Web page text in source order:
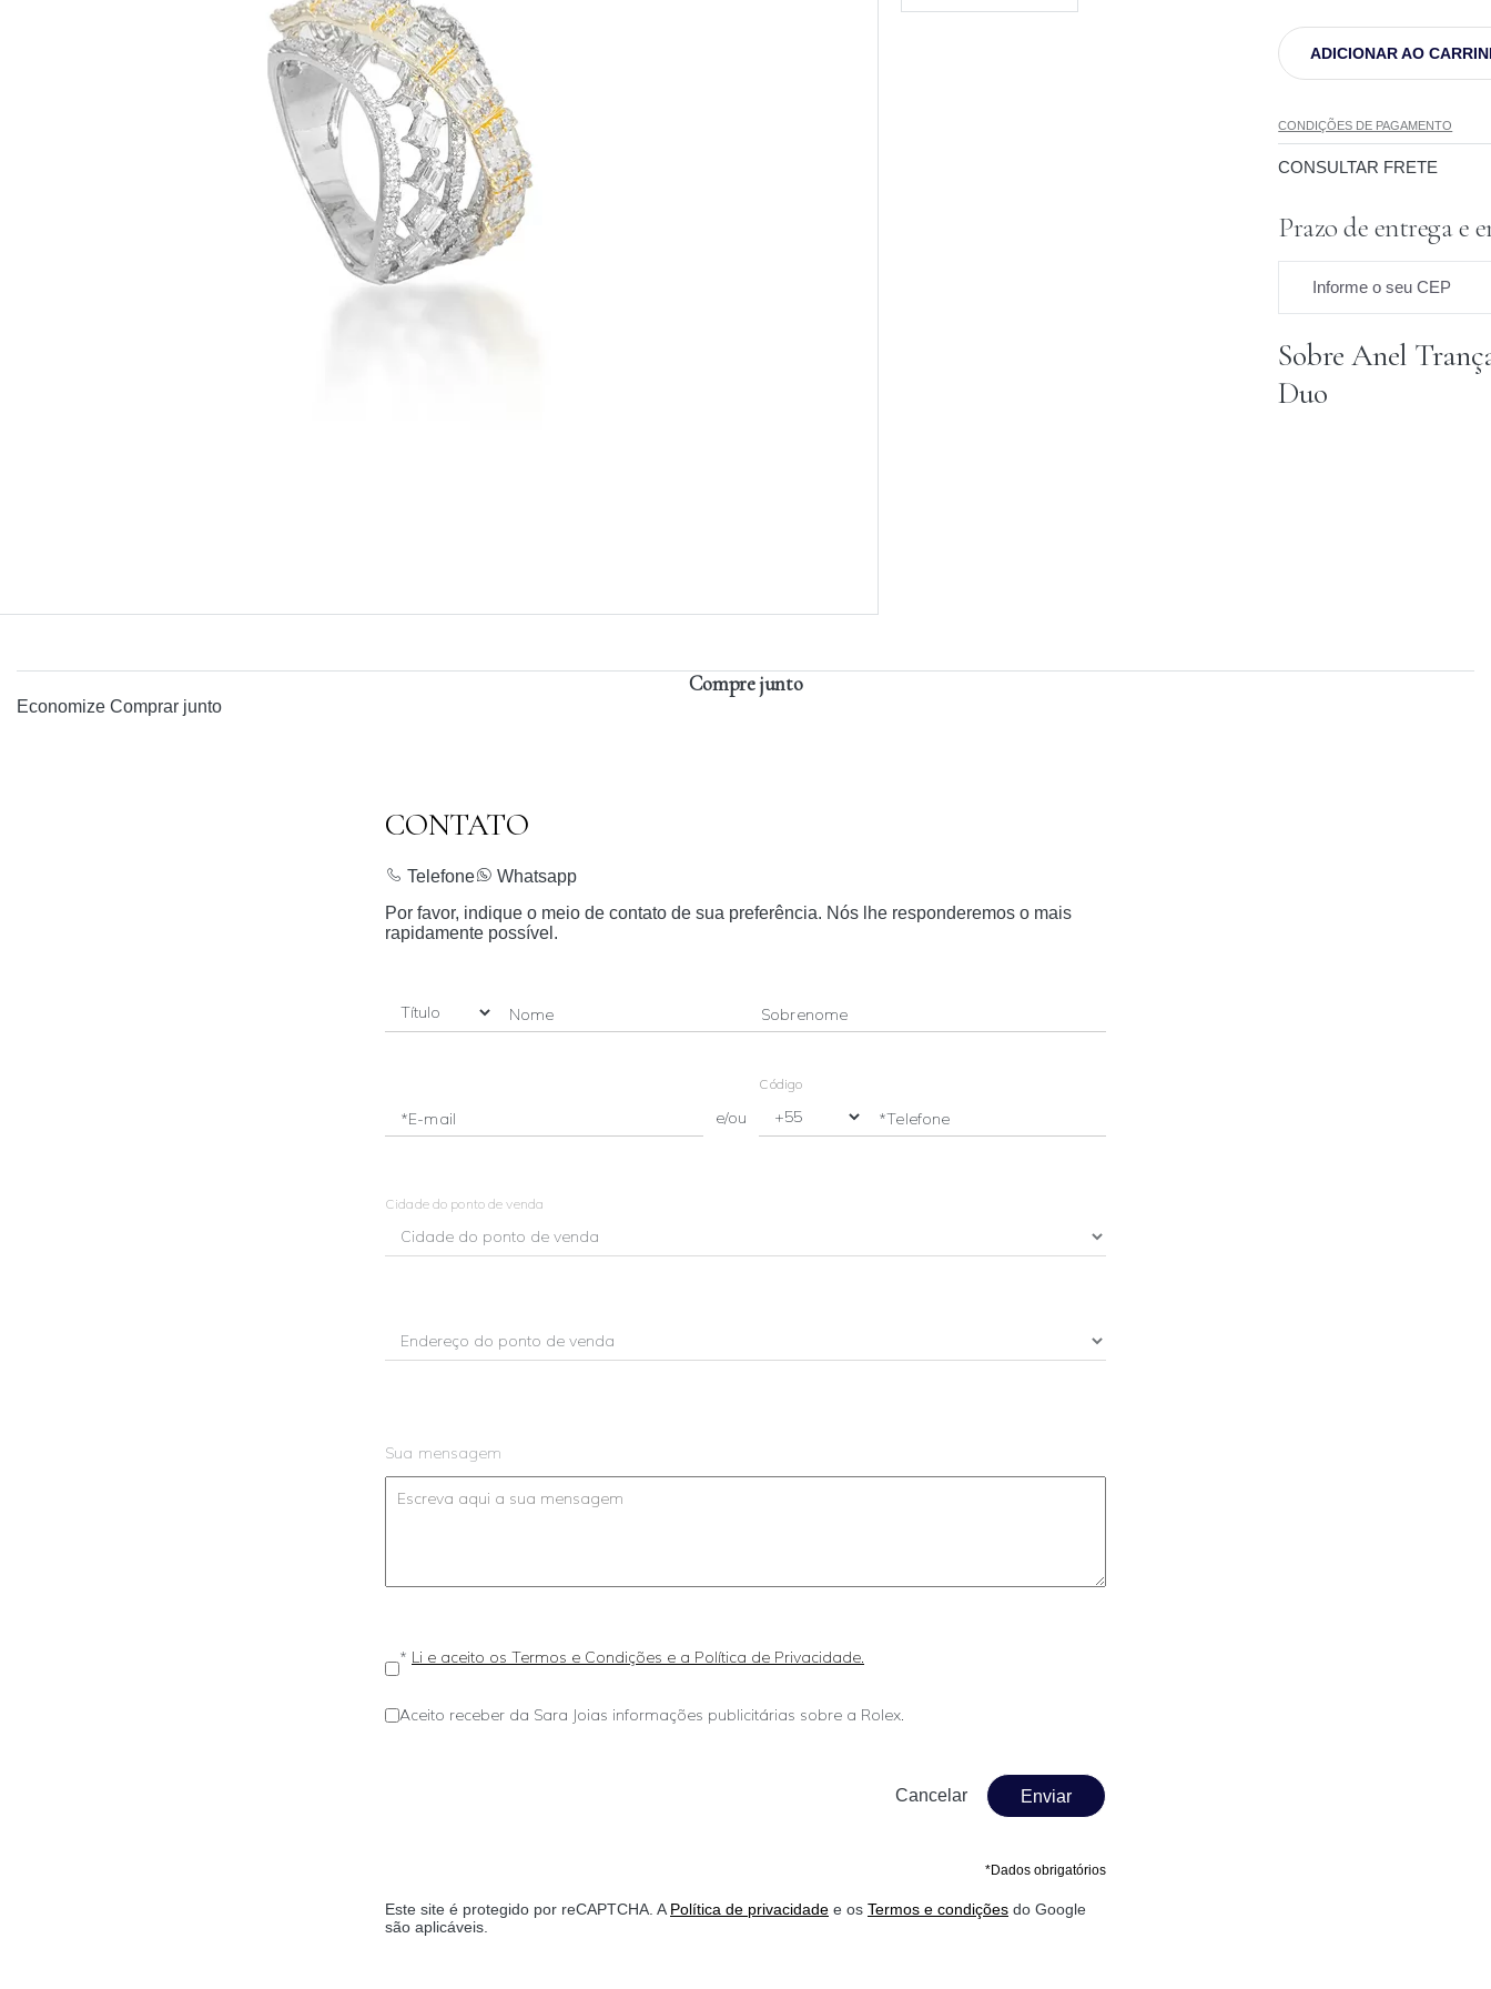
ADICIONAR AO
CONDIÇÕES DE PAGAMENTO
CONSULTAR FRETE
Prazo de entrega e
Informe o seu CEP
Prazo para o CEP
Sobre Anel
Duo
Compre junto
Economize Comprar junto
CONTATO
Telefone
Whatsapp
Por favor, indique o meio de contato de sua preferência. Nós lhe responderemos o mais
rapidamente possível.
Nome Sobrenome
*E-mail e/ou
Código
*Telefone
Cidade do ponto de venda
Sua mensagem
* Li e aceito os Termos e Condições e a Política de Privacidade.
Aceito receber da Sara Joias informações publicitárias sobre a Rolex.
Enviar
*Dados obrigatórios
Este site é protegido por reCAPTCHA. A Política de privacidade e os Termos e condições do Google
são aplicáveis.